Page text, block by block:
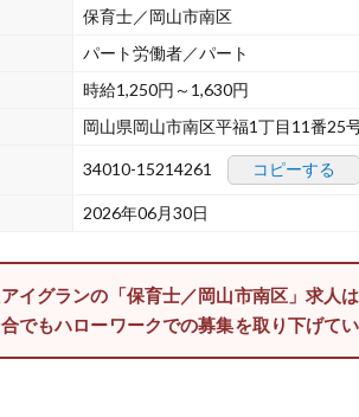
保育士／岡山市南区
パート労働者／パート
時給1,250円～1,630円
岡山県岡山市南区平福1丁目11番25
34010-15214261 コピーする
2026年06月30日
イグランの「保育士／岡山市南区」求人
でもハローワークでの募集を取り下げてい